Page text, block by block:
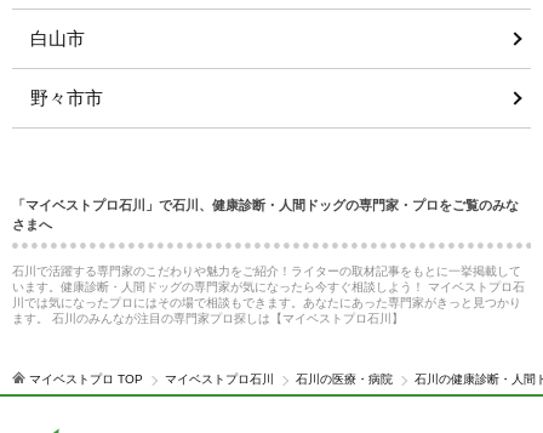
白山市
野々市市
「マイベストプロ石川」で石川、健康診断・人間ドッグの専門家・プロをご覧のみな
さまへ
石川で活躍する専門家のこだわりや魅力をご紹介！ライターの取材記事をもとに一挙掲載して
います。健康診断・人間ドッグの専門家が気になったら今すぐ相談しよう！ マイベストプロ石
川では気になったプロにはその場で相談もできます。あなたにあった専門家がきっと見つかり
ます。 石川のみんなが注目の専門家プロ探しは【マイベストプロ石川】
マイベストプロ TOP マイベストプロ石川 石川の医療・病院 石川の健康診断・人間